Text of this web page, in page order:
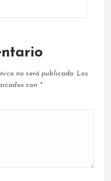
no será publicada. Los
con *